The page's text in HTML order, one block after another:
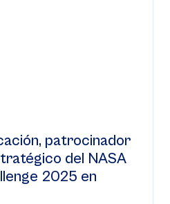
patrocinador
del NASA
2025 en